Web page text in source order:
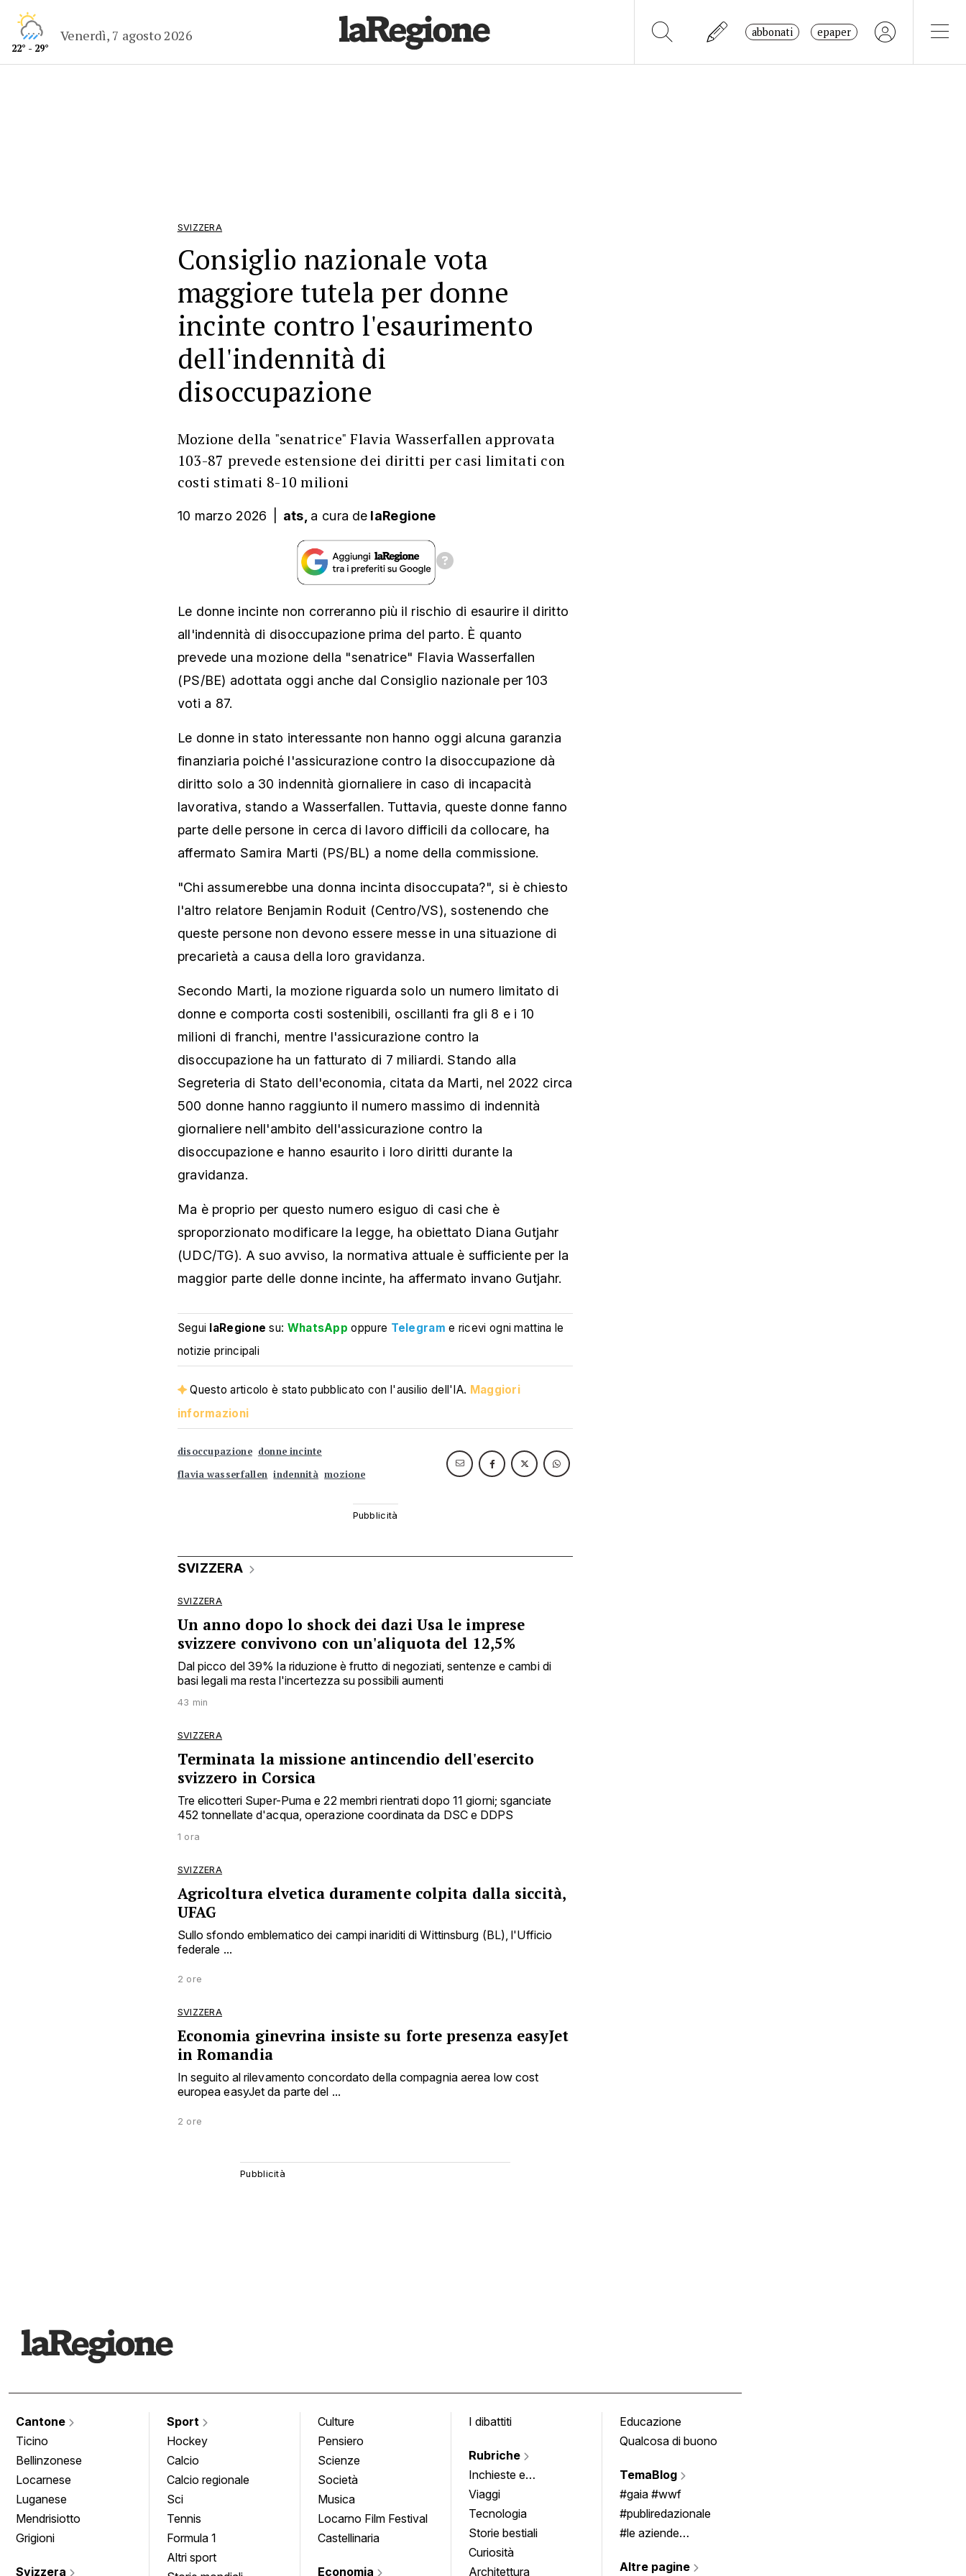
22° - 29°
Venerdì, 7 agosto 2026 abbonati epaper
SVIZZERA
Consiglio nazionale vota
maggiore tutela per donne
incinte contro l'esaurimento
dell'indennità di
disoccupazione
Mozione della "senatrice" Flavia Wasserfallen approvata
103-87 prevede estensione dei diritti per casi limitati con
costi stimati 8-10 milioni
10 marzo 2026 ats, a cura de laRegione
Le donne incinte non correranno più il rischio di esaurire il diritto
all'indennità di disoccupazione prima del parto. È quanto
prevede una mozione della "senatrice" Flavia Wasserfallen
(PS/BE) adottata oggi anche dal Consiglio nazionale per 103
voti a 87.
Le donne in stato interessante non hanno oggi alcuna garanzia
finanziaria poiché l'assicurazione contro la disoccupazione dà
diritto solo a 30 indennità giornaliere in caso di incapacità
lavorativa, stando a Wasserfallen. Tuttavia, queste donne fanno
parte delle persone in cerca di lavoro difficili da collocare, ha
affermato Samira Marti (PS/BL) a nome della commissione.
"Chi assumerebbe una donna incinta disoccupata?", si è chiesto
l'altro relatore Benjamin Roduit (Centro/VS), sostenendo che
queste persone non devono essere messe in una situazione di
precarietà a causa della loro gravidanza.
Secondo Marti, la mozione riguarda solo un numero limitato di
donne e comporta costi sostenibili, oscillanti fra gli 8 e i 10
milioni di franchi, mentre l'assicurazione contro la
disoccupazione ha un fatturato di 7 miliardi. Stando alla
Segreteria di Stato dell'economia, citata da Marti, nel 2022 circa
500 donne hanno raggiunto il numero massimo di indennità
giornaliere nell'ambito dell'assicurazione contro la
disoccupazione e hanno esaurito i loro diritti durante la
gravidanza.
Ma è proprio per questo numero esiguo di casi che è
sproporzionato modificare la legge, ha obiettato Diana Gutjahr
(UDC/TG). A suo avviso, la normativa attuale è sufficiente per la
maggior parte delle donne incinte, ha affermato invano Gutjahr.
Segui laRegione su: WhatsApp oppure Telegram e ricevi ogni mattina le
notizie principali
Questo articolo è stato pubblicato con l'ausilio dell'IA. Maggiori
informazioni
disoccupazione donne incinte
flavia wasserfallen indennità mozione
SVIZZERA
SVIZZERA
Un anno dopo lo shock dei dazi Usa le imprese
svizzere convivono con un'aliquota del 12,5%
Dal picco del 39% la riduzione è frutto di negoziati, sentenze e cambi di
basi legali ma resta l'incertezza su possibili aumenti
43 min
SVIZZERA
Terminata la missione antincendio dell'esercito
svizzero in Corsica
Tre elicotteri Super-Puma e 22 membri rientrati dopo 11 giorni; sganciate
452 tonnellate d'acqua, operazione coordinata da DSC e DDPS
1 ora
SVIZZERA
Agricoltura elvetica duramente colpita dalla siccità,
UFAG
Sullo sfondo emblematico dei campi inariditi di Wittinsburg (BL), l'Ufficio
federale ...
2 ore
SVIZZERA
Economia ginevrina insiste su forte presenza easyJet
in Romandia
In seguito al rilevamento concordato della compagnia aerea low cost
europea easyJet da parte del ...
2 ore
Cantone
Ticino
Bellinzonese
Locarnese
Luganese
Mendrisiotto
Grigioni
Svizzera
Sport
Hockey
Calcio
Calcio regionale
Sci
Tennis
Formula 1
Altri sport
Culture
Pensiero
Scienze
Società
Musica
Locarno Film Festival
Castellinaria
Economia
I dibattiti
Rubriche
Inchieste e
approfondimenti
Viaggi
Tecnologia
Storie bestiali
Curiosità
Architettura
Educazione
Qualcosa di buono
TemaBlog
#gaia #wwf
#publiredazionale
#le aziende
Altre pagine